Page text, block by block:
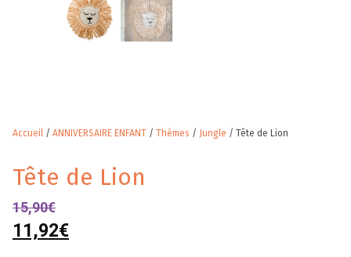
Accueil / ANNIVERSAIRE ENFANT / Thèmes / Jungle / Tête de Lion
Tête de Lion
15,90€
11,92€